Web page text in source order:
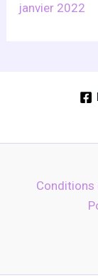
janvier 2022
Conditions